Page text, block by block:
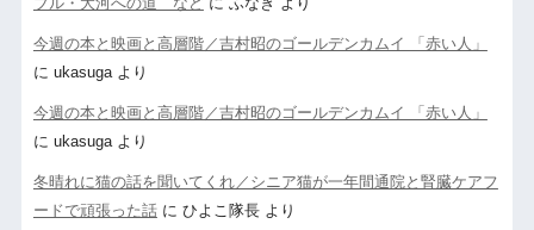
今週の本と映画と高層階／吉村昭のゴールデンカムイ 「赤い人」
に ukasugaより
今週の本と映画と高層階／吉村昭のゴールデンカムイ 「赤い人」
に ukasugaより
冬晴れに猫の話を聞いてくれ／シニア猫が一年間通院と腎臓ケアフ
ードで頑張った話に ひよこ隊長より